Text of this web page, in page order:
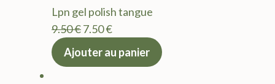
9.50 €.7.50 €.
Lpn gel polish tangue
9.50€Le
prix
7.50€Le
actuel
Ajouter au panier